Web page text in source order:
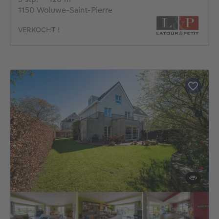
1150 Woluwe-Saint-Pierre
VERKOCHT !